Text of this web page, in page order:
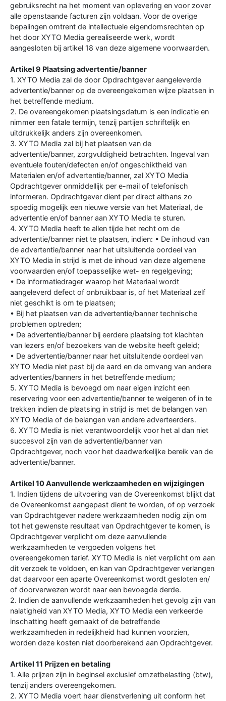
gebruiksrecht na het moment van oplevering en voor zover
alle openstaande facturen zijn voldaan. Voor de overige
bepalingen omtrent de intellectuele eigendomsrechten op
het door XYTO Media gerealiseerde werk, wordt
aangesloten bij artikel 18 van deze algemene voorwaarden.
Artikel 9 Plaatsing advertentie/banner
1. XYTO Media zal de door Opdrachtgever aangeleverde
advertentie/banner op de overeengekomen wijze plaatsen in
het betreffende medium.
2. De overeengekomen plaatsingsdatum is een indicatie en
nimmer een fatale termijn, tenzij partijen schriftelijk en
uitdrukkelijk anders zijn overeenkomen.
3. XYTO Media zal bij het plaatsen van de
advertentie/banner, zorgvuldigheid betrachten. Ingeval van
eventuele fouten/defecten en/of ongeschiktheid van
Materialen en/of advertentie/banner, zal XYTO Media
Opdrachtgever onmiddellijk per e-mail of telefonisch
informeren. Opdrachtgever dient per direct althans zo
spoedig mogelijk een nieuwe versie van het Materiaal, de
advertentie en/of banner aan XYTO Media te sturen.
4. XYTO Media heeft te allen tijde het recht om de
advertentie/banner niet te plaatsen, indien: • De inhoud van
de advertentie/banner naar het uitsluitende oordeel van
XYTO Media in strijd is met de inhoud van deze algemene
voorwaarden en/of toepasselijke wet- en regelgeving;
• De informatiedrager waarop het Materiaal wordt
aangeleverd defect of onbruikbaar is, of het Materiaal zelf
niet geschikt is om te plaatsen;
• Bij het plaatsen van de advertentie/banner technische
problemen optreden;
• De advertentie/banner bij eerdere plaatsing tot klachten
van lezers en/of bezoekers van de website heeft geleid;
• De advertentie/banner naar het uitsluitende oordeel van
XYTO Media niet past bij de aard en de omvang van andere
advertenties/banners in het betreffende medium;
5. XYTO Media is bevoegd om naar eigen inzicht een
reservering voor een advertentie/banner te weigeren of in te
trekken indien de plaatsing in strijd is met de belangen van
XYTO Media of de belangen van andere adverteerders.
6. XYTO Media is niet verantwoordelijk voor het al dan niet
succesvol zijn van de advertentie/banner van
Opdrachtgever, noch voor het daadwerkelijke bereik van de
advertentie/banner.
Artikel 10 Aanvullende werkzaamheden en wijzigingen
1. Indien tijdens de uitvoering van de Overeenkomst blijkt dat
de Overeenkomst aangepast dient te worden, of op verzoek
van Opdrachtgever nadere werkzaamheden nodig zijn om
tot het gewenste resultaat van Opdrachtgever te komen, is
Opdrachtgever verplicht om deze aanvullende
werkzaamheden te vergoeden volgens het
overeengekomen tarief. XYTO Media is niet verplicht om aan
dit verzoek te voldoen, en kan van Opdrachtgever verlangen
dat daarvoor een aparte Overeenkomst wordt gesloten en/
of doorverwezen wordt naar een bevoegde derde.
2. Indien de aanvullende werkzaamheden het gevolg zijn van
nalatigheid van XYTO Media, XYTO Media een verkeerde
inschatting heeft gemaakt of de betreffende
werkzaamheden in redelijkheid had kunnen voorzien,
worden deze kosten niet doorberekend aan Opdrachtgever.
Artikel 11 Prijzen en betaling
1. Alle prijzen zijn in beginsel exclusief omzetbelasting (btw),
tenzij anders overeengekomen.
2. XYTO Media voert haar dienstverlening uit conform het